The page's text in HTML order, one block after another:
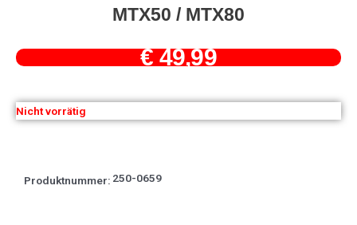
MTX50 / MTX80
€49,99
Nicht vorrätig
Produktnummer: 250-0659